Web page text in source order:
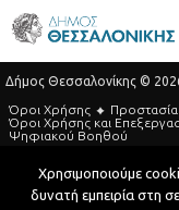
Δήμος Θεσσαλονίκης ©
Όροι Χρήσης
Όροι Xρήσης και
Ψηφιακού Βοηθού
Τηλεφωνικός Κατάλογος
Developed by
Χρησιμοποιούμε
δυνατή εμπειρία στη